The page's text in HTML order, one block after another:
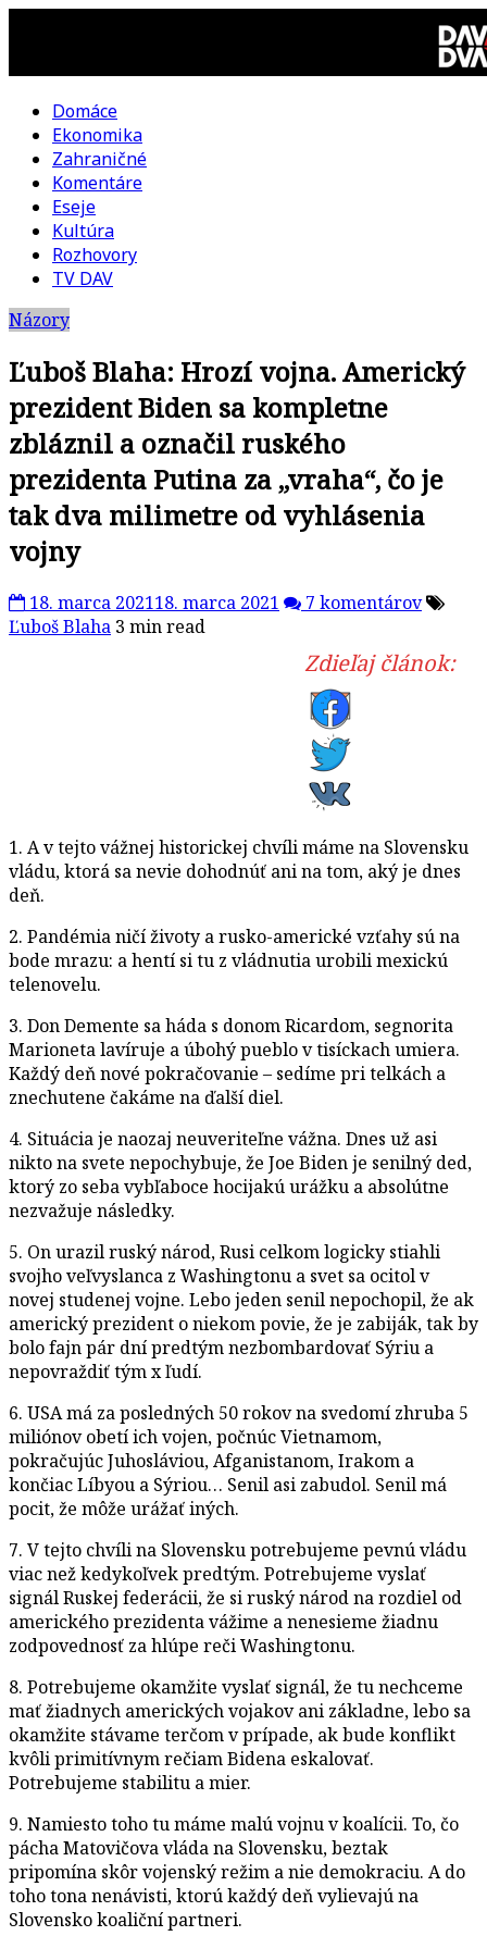
DAV
DVA
kultúrno-
politická
revue
Domáce
Ekonomika
Zahraničné
Komentáre
Eseje
Kultúra
Rozhovory
TV DAV
Názory
Ľuboš Blaha: Hrozí vojna. Americký
prezident Biden sa kompletne
zbláznil a označil ruského
prezidenta Putina za „vraha“, čo je
tak dva milimetre od vyhlásenia
vojny
18. marca 202118. marca 2021
7 komentárov
Ľuboš Blaha 3 min read
Zdieľaj článok:
1. A v tejto vážnej historickej chvíli máme na Slovensku
vládu, ktorá sa nevie dohodnúť ani na tom, aký je dnes
deň.
2. Pandémia ničí životy a rusko-americké vzťahy sú na
bode mrazu: a hentí si tu z vládnutia urobili mexickú
telenovelu.
3. Don Demente sa háda s donom Ricardom, segnorita
Marioneta lavíruje a úbohý pueblo v tisíckach umiera.
Každý deň nové pokračovanie – sedíme pri telkách a
znechutene čakáme na ďalší diel.
4. Situácia je naozaj neuveriteľne vážna. Dnes už asi
nikto na svete nepochybuje, že Joe Biden je senilný ded,
ktorý zo seba vybľaboce hocijakú urážku a absolútne
nezvažuje následky.
5. On urazil ruský národ, Rusi celkom logicky stiahli
svojho veľvyslanca z Washingtonu a svet sa ocitol v
novej studenej vojne. Lebo jeden senil nepochopil, že ak
americký prezident o niekom povie, že je zabiják, tak by
bolo fajn pár dní predtým nezbombardovať Sýriu a
nepovraždiť tým x ľudí.
6. USA má za posledných 50 rokov na svedomí zhruba 5
miliónov obetí ich vojen, počnúc Vietnamom,
pokračujúc Juhosláviou, Afganistanom, Irakom a
končiac Líbyou a Sýriou… Senil asi zabudol. Senil má
pocit, že môže urážať iných.
7. V tejto chvíli na Slovensku potrebujeme pevnú vládu
viac než kedykoľvek predtým. Potrebujeme vyslať
signál Ruskej federácii, že si ruský národ na rozdiel od
amerického prezidenta vážime a nenesieme žiadnu
zodpovednosť za hlúpe reči Washingtonu.
8. Potrebujeme okamžite vyslať signál, že tu nechceme
mať žiadnych amerických vojakov ani základne, lebo sa
okamžite stávame terčom v prípade, ak bude konflikt
kvôli primitívnym rečiam Bidena eskalovať.
Potrebujeme stabilitu a mier.
9. Namiesto toho tu máme malú vojnu v koalícii. To, čo
pácha Matovičova vláda na Slovensku, beztak
pripomína skôr vojenský režim a nie demokraciu. A do
toho tona nenávisti, ktorú každý deň vylievajú na
Slovensko koaliční partneri.